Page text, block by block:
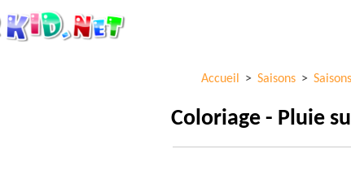
Accueil > Saisons >
Coloriage - Pluie